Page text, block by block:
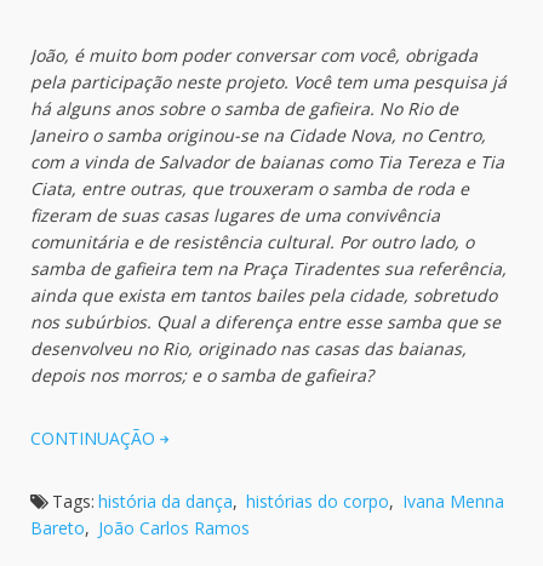
João, é muito bom poder conversar com você, obrigada
pela participação neste projeto. Você tem uma pesquisa já
há alguns anos sobre o samba de gafieira. No Rio de
Janeiro o samba originou-se na Cidade Nova, no Centro,
com a vinda de Salvador de baianas como Tia Tereza e Tia
Ciata, entre outras, que trouxeram o samba de roda e
fizeram de suas casas lugares de uma convivência
comunitária e de resistência cultural. Por outro lado, o
samba de gafieira tem na Praça Tiradentes sua referência,
ainda que exista em tantos bailes pela cidade, sobretudo
nos subúrbios. Qual a diferença entre esse samba que se
desenvolveu no Rio, originado nas casas das baianas,
depois nos morros; e o samba de gafieira?
CONTINUAÇÃO
Tags: história da dança, histórias do corpo, Ivana Menna
Bareto, João Carlos Ramos